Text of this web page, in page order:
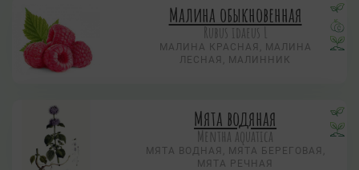
Малина обыкновенная
Rubus idaeus L
МАЛИНА КРАСНАЯ, МАЛИНА
ЛЕСНАЯ, МАЛИННИК
Мята водяная
Mentha aquatica
МЯТА ВОДНАЯ, МЯТА БЕРЕГОВАЯ,
МЯТА РЕЧНАЯ